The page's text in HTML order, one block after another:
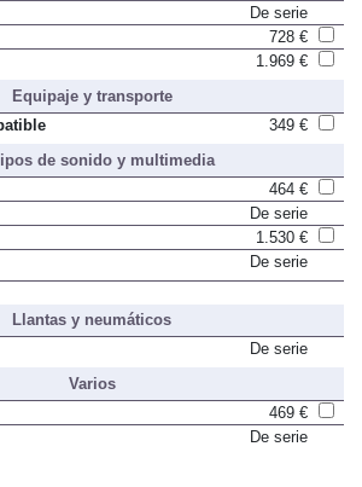
De serie
728 €
1.969 €
Equipaje y transporte
349 €
de sonido y multimedia
464 €
De serie
1.530 €
De serie
Llantas y neumáticos
De serie
Varios
469 €
De serie